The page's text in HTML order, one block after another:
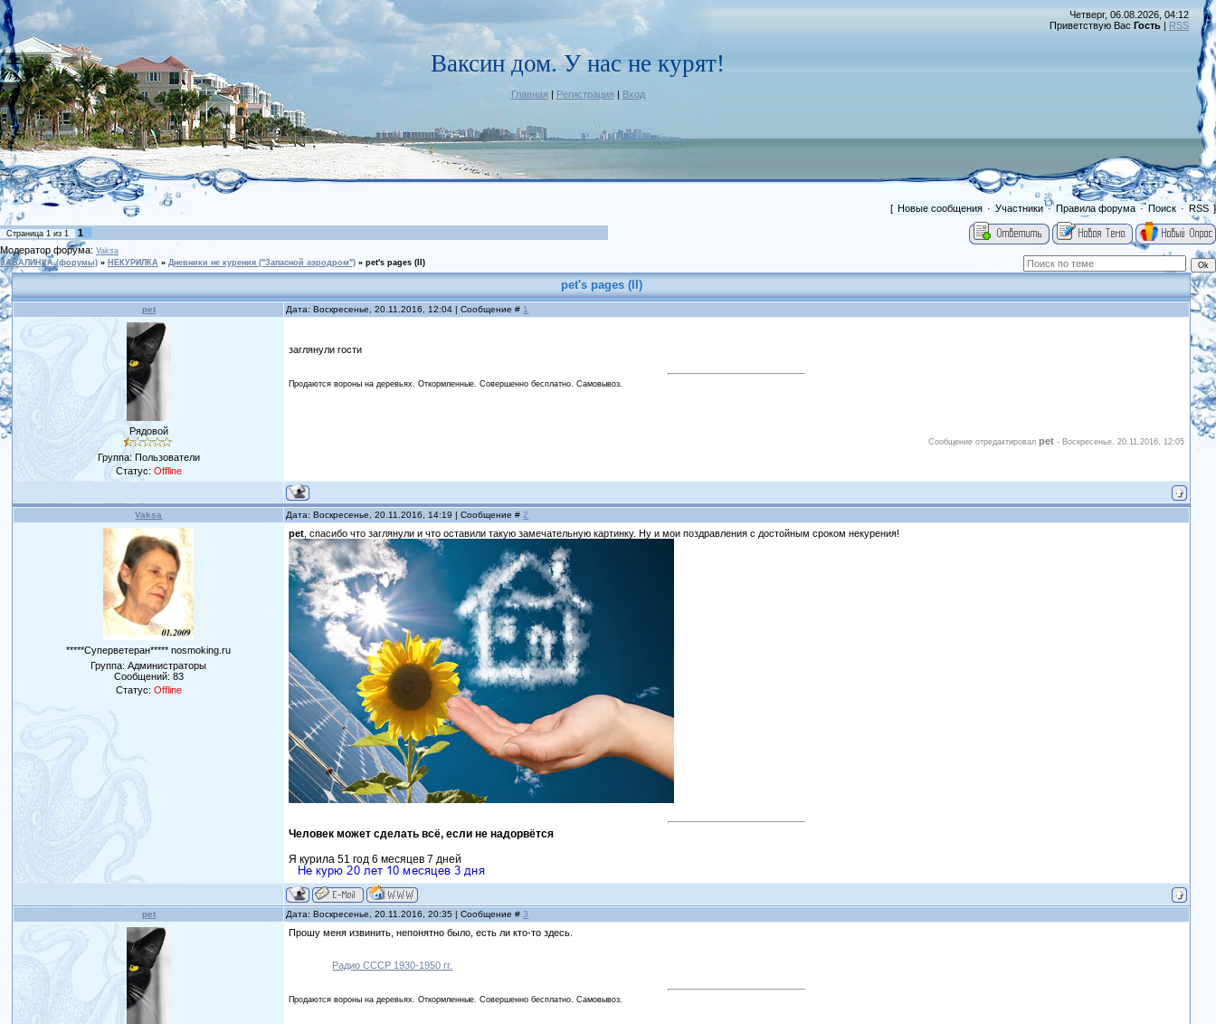
Ваксин дом. У нас не курят!
Главная| Регистрация | Вход
Четверг, 06.08.2026, 04:12
Приветствую Вас Гость | RSS
[ Новые сообщения · Участники·Правила форума ·Поиск · RSS ]
Страница 1 из 1
1
Модератор форума: Vaksa
ЗАВАЛИНКА (форумы) » НЕКУРИЛКА » Дневники не курения ("Запасной аэродром") » pet's pages (II)
pet's pages (II)
pet Дата: Воскресенье, 20.11.2016, 12:04 | Сообщение # 1
Рядовой
Группа: Пользователи
Статус: Offline
заглянули гости
Продаются вороны на деревьях. Откормленные. Совершенно бесплатно. Самовывоз.
Сообщение отредактировалpet - Воскресенье, 20.11.2016, 12:05
Vaksa Дата: Воскресенье, 20.11.2016, 14:19 | Сообщение # 2
*****Суперветеран***** nosmoking.ru
Группа: Администраторы
Сообщений: 83
Статус: Offline
pet , спасибо что заглянули и что оставили такую замечательную картинку. Ну и мои поздравления с достойным сроком некурения!
Человек может сделать всё, если не надорвётся
Я курила 51 год 6 месяцев 7 дней
pet Дата: Воскресенье, 20.11.2016, 20:35 | Сообщение #3
Прошу меня извинить, непонятно было, есть ли кто-то здесь.
Радио СССР 1930-1950 гг.
Продаются вороны на деревьях. Откормленные. Совершенно бесплатно. Самовывоз.